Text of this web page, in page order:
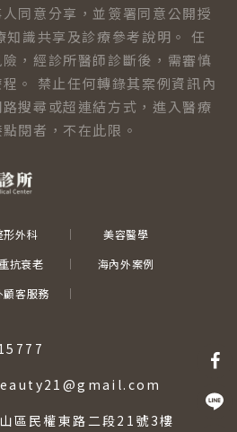
同意分享，並簽署同意公開授
知識共享及診療參考說明。 任
，經診所醫師診斷後，需審慎
。 禁止任何轉錄其案例資訊內
搜尋或超連結方式，進入醫療
閱者，不在此限。
形外科
美容醫學
抗衰老
海內外案例
顧客服務
區民權東路二段21號3樓